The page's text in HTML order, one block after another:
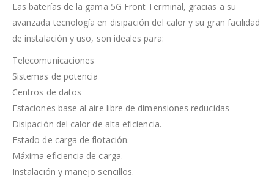
Las baterías de la gama 5G Front Terminal, gracias a su
avanzada tecnología en disipación del calor y su gran facilidad
de instalación y uso, son ideales para:
Telecomunicaciones
Sistemas de potencia
Centros de datos
Estaciones base al aire libre de dimensiones reducidas
Disipación del calor de alta eficiencia.
Estado de carga de flotación.
Máxima eficiencia de carga.
Instalación y manejo sencillos.